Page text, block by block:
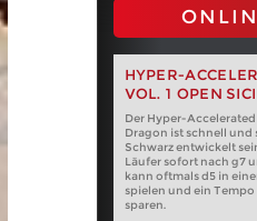
HYPER-
VOL. 1 OPEN
Der Hyper-Accelerated
Dragon ist schnell und
Schwarz entwickelt
Läufer sofort nach g7
kann oftmals d5 in
spielen und ein Tempo
sparen.